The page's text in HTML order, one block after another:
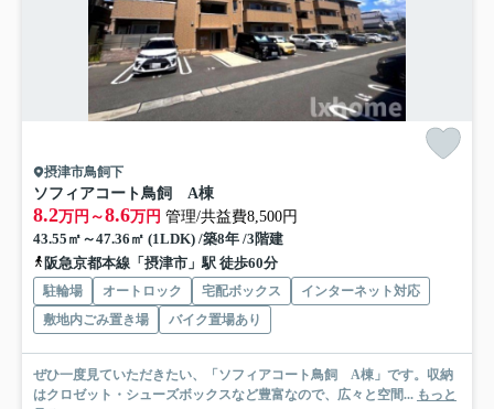
摂津市鳥飼下
ソフィアコート鳥飼 A棟
8.2万円～8.6万円 管理/共益費8,500円
43.55㎡～47.36㎡ (1LDK) /築8年 /3階建
阪急京都本線「摂津市」駅 徒歩60分
駐輪場 オートロック 宅配ボックス
インターネット対応
敷地内ごみ置き場
バイク置場あり
ぜひ一度見ていただきたい、「ソフィアコート鳥飼 A棟」です。収納
はクロゼット・シューズボックスなど豊富なので、広々と空間... もっと